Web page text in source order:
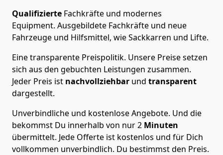
Qualifizierte Fachkräfte und modernes
Equipment. Ausgebildete Fachkräfte und neue
Fahrzeuge und Hilfsmittel, wie Sackkarren und Lifte.
Eine transparente Preispolitik. Unsere Preise setzen
sich aus den gebuchten Leistungen zusammen.
Jeder Preis ist nachvollziehbar und transparent
dargestellt.
Unverbindliche und kostenlose Angebote. Und die
bekommst Du innerhalb von nur2 Minuten
übermittelt. Jede Offerte ist kostenlos und für Dich
vollkommen unverbindlich. Du bestimmst den Preis.